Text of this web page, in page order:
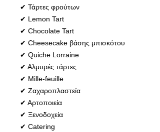
✔ Τάρτες φρούτων
✔ Lemon Tart
✔ Chocolate Tart
✔ Cheesecake βάσης μπισκότου
✔ Quiche Lorraine
✔ Αλμυρές τάρτες
✔ Mille-feuille
✔ Ζαχαροπλαστεία
✔ Αρτοποιεία
✔ Ξενοδοχεία
✔ Catering